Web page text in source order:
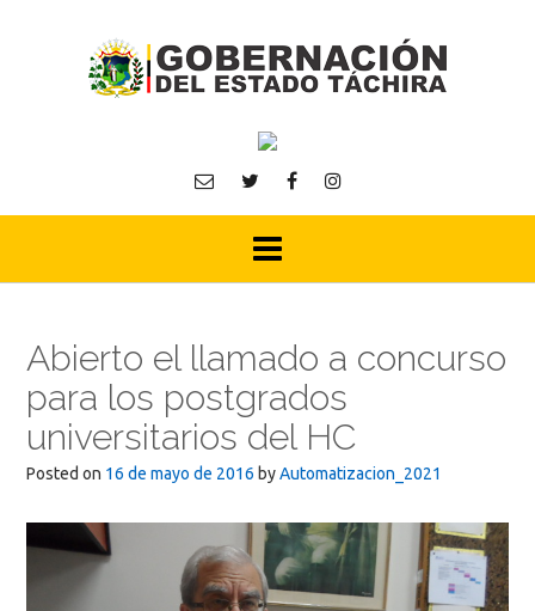
Abierto el llamado a concurso
para los postgrados
universitarios del HC
Posted on 16 de mayo de 2016 byAutomatizacion_2021